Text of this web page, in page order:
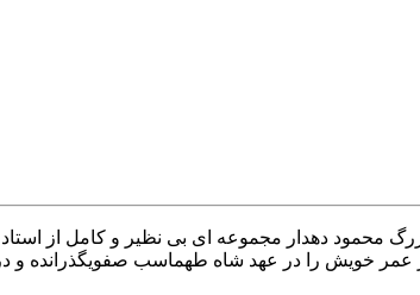
محمود دهدار مجموعه ای بی نظیر و کامل از
عمر خویش را در عهد شاه طهماسب صفویگذرانده و